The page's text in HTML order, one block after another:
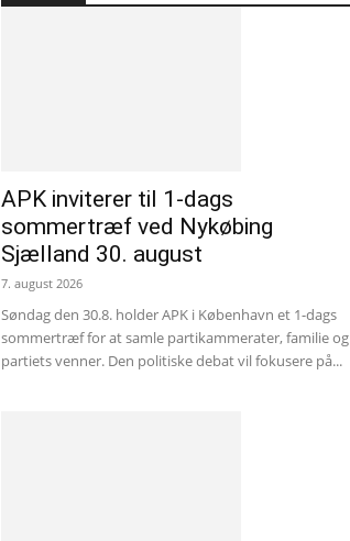
APK inviterer til 1-dags
sommertræf ved Nykøbing
Sjælland 30. august
7. august 2026
Søndag den 30.8. holder APK i København et 1-dags
sommertræf for at samle partikammerater, familie og
partiets venner. Den politiske debat vil fokusere på...